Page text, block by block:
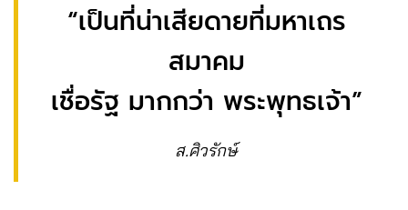
“เป็นที่น่าเสียดายที่มหาเถร
สมาคม
เชื่อรัฐ มากกว่า พระพุทธเจ้า”
ส.ศิวรักษ์